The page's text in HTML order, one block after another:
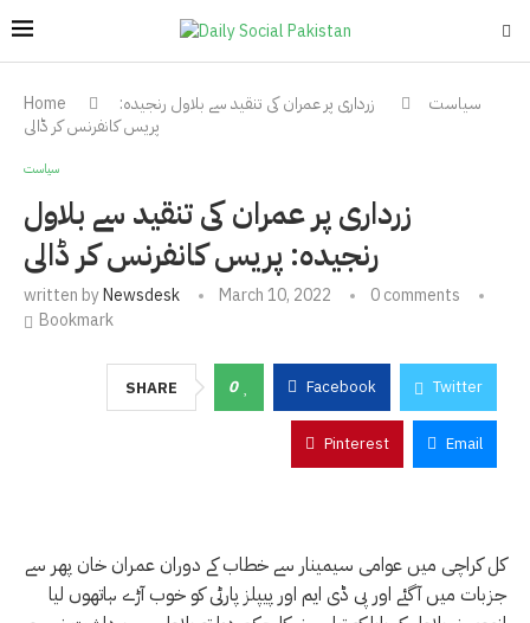
Home سیاست
زرداری پر عمران کی تنقید سے بلاول رنجیدہ:
پریس کانفرنس کر ڈالی
سیاست
زرداری پر عمران کی تنقید سے بلاول
رنجیدہ: پریس کانفرنس کر ڈالی
written byNewsdesk March 10, 2022
0 comments
Bookmark
SHARE 0 Facebook Twitter
Pinterest Email
کل کراچی میں عوامی سیمینار سے خطاب کے دوران عمران خان پھر سے
جزبات میں آگئے اور پی ڈی ایم اور پیپلز پارٹی کو خوب آڑے ہاتھوں لیا